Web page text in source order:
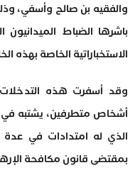
والفقيه بن صالح وأسفي،
باشرها الضباط
الاستخباراتية الخاصة بهذه
وقد أسفرت هذه التدخلات
أشخاص متطرفين، يشتبه في
الذي له امتدادات في
بمقتضى قانون مكافحة